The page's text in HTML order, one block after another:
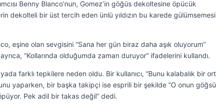
Benny Blanco’nun, Gomez’in göğüs dekoltesine öpücük
dekolteli bir üst tercih eden ünlü yıldızın bu karede
eşine olan sevgisini “Sana her gün biraz daha aşık oluyorum”
“Kollarında olduğumda zaman duruyor” ifadelerini kullandı.
farklı tepkilere neden oldu. Bir kullanıcı, “Bunu kalabalık bir
yaparken, bir başka takipçi ise esprili bir şekilde “O onun
Pek adil bir takas değil” dedi.